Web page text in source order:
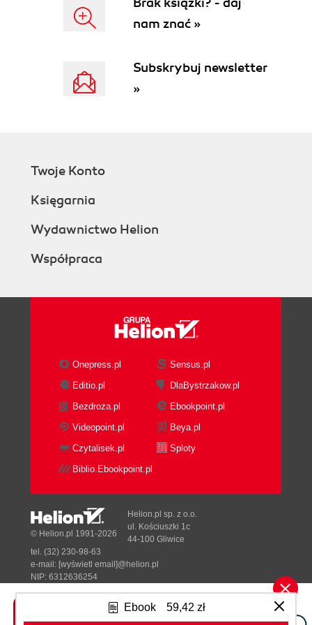
Skip
Reversing Output
Group Levels
Including Documents
Relationships
Related documents
data
Books and related author
references
references
Relationship document
Books and related authors
Authors and related books
SPECIAL OFFER: Upgrade this ebook with
OReilly
Ebook 59,42 zł
nam znać »
Subskrybuj newsletter
»
Twoje Konto
Księgarnia
Wydawnictwo Helion
Współpraca
Onepress.pl
Sensus.pl
Editio.pl
DlaBystrzakow.pl
Bezdroza.pl
Ebookpoint.pl
Videopoint.pl
Beya.pl
Czytalisek.pl
Sploty
Biblio.Ebookpoint.pl
Tonik.pl
© Helion.pl 1991-2026
Helion.pl sp. z o.o.
ul. Kościuszki 1c
44-100 Gliwice
tel. (32) 230-98-63
e-mail: [wyświetl email]@helion.pl
NIP: 6312636254